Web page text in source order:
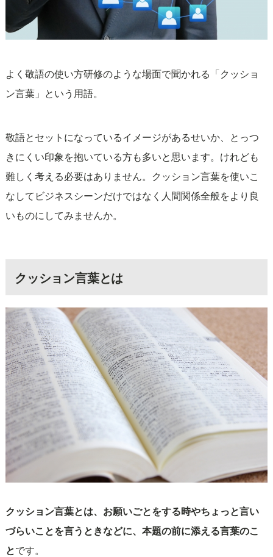
よく敬語の使い方研修のような場面で聞かれる「クッショ
ン言葉」という用語。
敬語とセットになっているイメージがあるせいか、とっつ
きにくい印象を抱いている方も多いと思います。けれども
難しく考える必要はありません。クッション言葉を使いこ
なしてビジネスシーンだけではなく人間関係全般をより良
いものにしてみませんか。
クッション言葉とは
クッション言葉とは、お願いごとをする時やちょっと言い
づらいことを言うときなどに、本題の前に添える言葉のこ
とです。